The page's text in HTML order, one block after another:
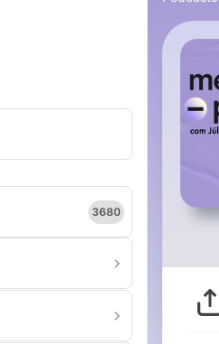
3680